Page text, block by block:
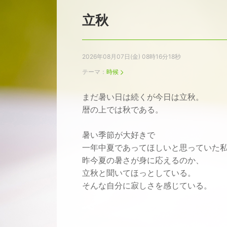
立秋
2026年08月07日(金) 08時16分18秒
テーマ： 時候
まだ暑い日は続くが今日は立秋。
暦の上では秋である。
暑い季節が大好きで
一年中夏であってほしいと思っていた
昨今夏の暑さが身に応えるのか、
立秋と聞いてほっとしている。
そんな自分に寂しさを感じている。